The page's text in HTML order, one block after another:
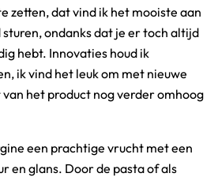
zetten, dat vind ik het mooiste aan
ondanks dat je er toch altijd
hebt. Innovaties houd ik
ik vind het leuk om met nieuwe
het product nog verder omhoog
een prachtige vrucht met een
en glans. Door de pasta of als